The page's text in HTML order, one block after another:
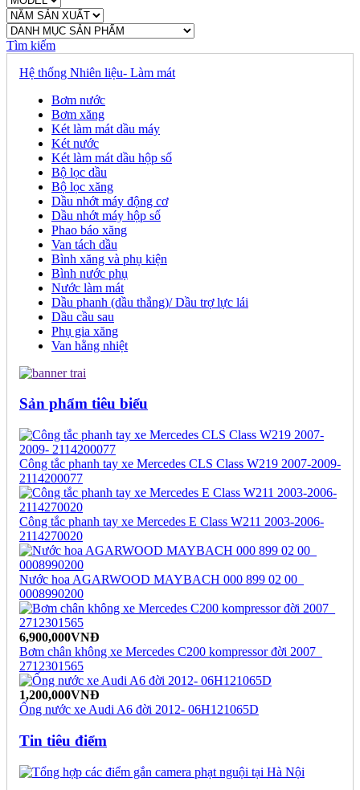
Tìm kiếm
Hệ thống Nhiên liệu- Làm mát
Bơm nước
Bơm xăng
Két làm mát dầu máy
Két nước
Két làm mát dầu hộp số
Bộ lọc dầu
Bộ lọc xăng
Dầu nhớt máy động cơ
Dầu nhớt máy hộp số
Phao báo xăng
Van tách dầu
Bình xăng và phụ kiện
Bình nước phụ
Nước làm mát
Dầu phanh (dầu thắng)/ Dầu trợ lực lái
Dầu cầu sau
Phụ gia xăng
Van hằng nhiệt
Sản phẩm tiêu biểu
Công tắc phanh tay xe Mercedes CLS Class W219 2007-2009-
2114200077
Công tắc phanh tay xe Mercedes E Class W211 2003-2006-
2114270020
Nước hoa AGARWOOD MAYBACH 000 899 02 00_
0008990200
6,900,000VNĐ
Bơm chân không xe Mercedes C200 kompressor đời 2007_
2712301565
1,200,000VNĐ
Ống nước xe Audi A6 đời 2012- 06H121065D
Tin tiêu điểm